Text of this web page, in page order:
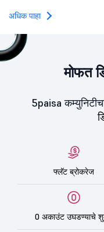
अधिक पाहा
मोफत
5paisa
फ्लॅट ब्रोकरेज
0 अकाउंट उघडण्याचे